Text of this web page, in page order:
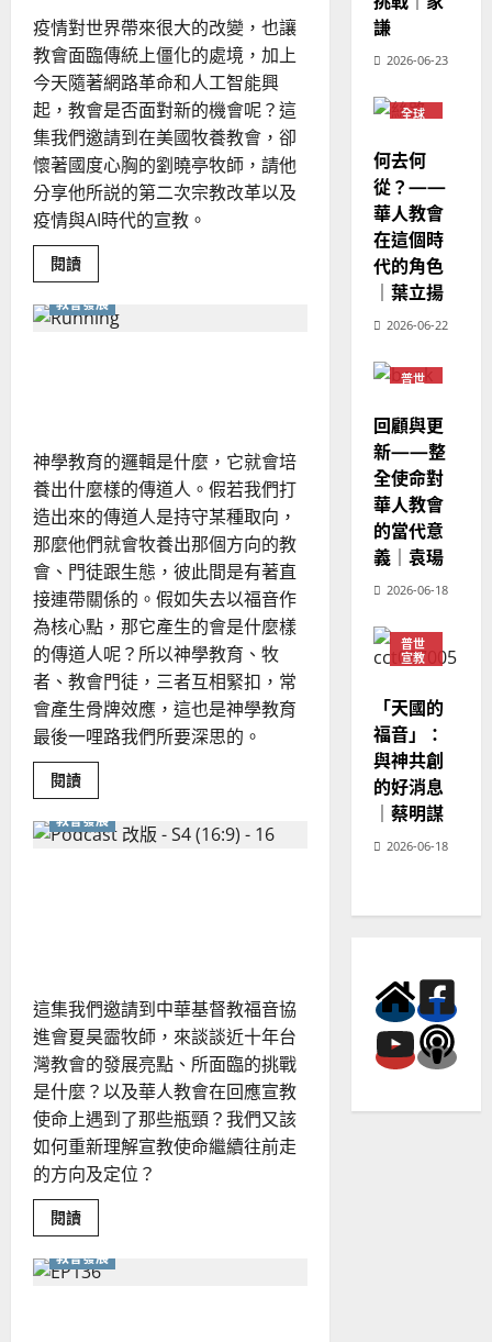
疫情對世界帶來很大的改變，也讓
教會面臨傳統上僵化的處境，加上
今天隨著網路革命和人工智能興
起，教會是否面對新的機會呢？這
集我們邀請到在美國牧養教會，卻
懷著國度心胸的劉曉亭牧師，請他
分享他所説的第二次宗教改革以及
疫情與AI時代的宣教。
閱讀Read
more
疫
情
宗
教
改
革」？
教
會
該
如
何
面
對
後
疫
情
與
AI
時
代？
教會發展
神學教育的邏輯是什麼，它就會培
養出什麼樣的傳道人。假若我們打
造出來的傳道人是持守某種取向，
那麼他們就會牧養出那個方向的教
會、門徒跟生態，彼此間是有著直
接連帶關係的。假如失去以福音作
為核心點，那它產生的會是什麼樣
的傳道人呢？所以神學教育、牧
者、教會門徒，三者互相緊扣，常
會產生骨牌效應，這也是神學教育
最後一哩路我們所要深思的。
閱讀Read
more
神
學
錫
儒
教會發展
這集我們邀請到中華基督教福音協
進會夏昊霝牧師，來談談近十年台
灣教會的發展亮點、所面臨的挑戰
是什麼？以及華人教會在回應宣教
使命上遇到了那些瓶頸？我們又該
如何重新理解宣教使命繼續往前走
的方向及定位？
閱讀Read
more
近
十
教會發展
02-
陽
萍
2025-
02-
20
的
農
曆
新
年
｜
余
自
力
2025-
7
國
華
人
教
經
歷
｜
吳
振
、
溫
淑
2025-
02-
20
謙
2026-06-23
全球
普世
宣教
何去何
從？——
華人教會
在這個時
代的角色
｜葉立揚
2026-06-22
普世
回顧與更
新——整
全使命對
華人教會
的當代意
義｜袁瑒
2026-06-18
普世
宣教
「天國的
福音」：
與神共創
的好消息
｜蔡明謀
2026-06-18